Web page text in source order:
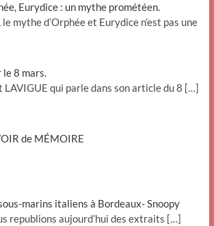
Eurydice : un mythe prométéen.
le mythe d’Orphée et Eurydice n’est pas une
le 8 mars.
LAVIGUE qui parle dans son article du 8 […]
de MÉMOIRE
marins italiens à Bordeaux- Snoopy
republions aujourd’hui des extraits […]